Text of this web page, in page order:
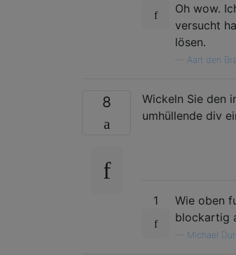
Oh wow.
versucht
lösen.
Aart den
8
Wickeln Sie den
umhüllende div
1 Wie oben
blockartig
Michael